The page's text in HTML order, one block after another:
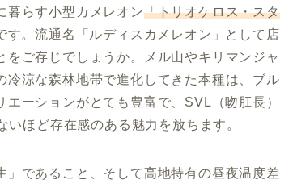
暮らす小型カメレオン「トリオケロス・スタ
す。流通名「ルディスカメレオン」として店
ご存じでしょうか。メル山やキリマンジャ
冷涼な森林地帯で進化してきた本種は、ブル
ーションがとても豊富で、SVL（吻肛長）
ほど存在感のある魅力を放ちます。
であること、そして高地特有の昼夜温度差